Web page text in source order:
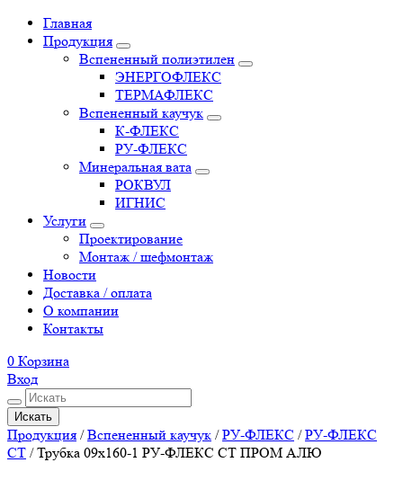
Главная
Продукция
Вспененный полиэтилен
ЭНЕРГОФЛЕКС
ТЕРМАФЛЕКС
Вспененный каучук
К-ФЛЕКС
РУ-ФЛЕКС
Минеральная вата
РОКВУЛ
ИГНИС
Услуги
Проектирование
Монтаж / шефмонтаж
Новости
Доставка / оплата
О компании
Контакты
0 Корзина
Вход
Искать
Продукция /Вспененный каучук /РУ-ФЛЕКС /РУ-ФЛЕКС
СТ /Трубка 09х160-1 РУ-ФЛЕКС СТ ПРОМ АЛЮ